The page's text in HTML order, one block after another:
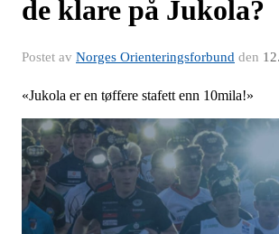
de klare på Jukola?
Postet av Norges Orienteringsforbund den
«Jukola er en tøffere stafett enn 10mila!»